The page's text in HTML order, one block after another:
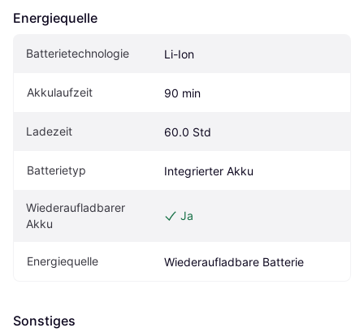
Energiequelle
Batterietechnologie Li-Ion
Akkulaufzeit 90 min
Ladezeit 60.0 Std
Batterietyp Integrierter Akku
Wiederaufladbarer
Akku
Ja
Energiequelle Wiederaufladbare Batterie
Sonstiges